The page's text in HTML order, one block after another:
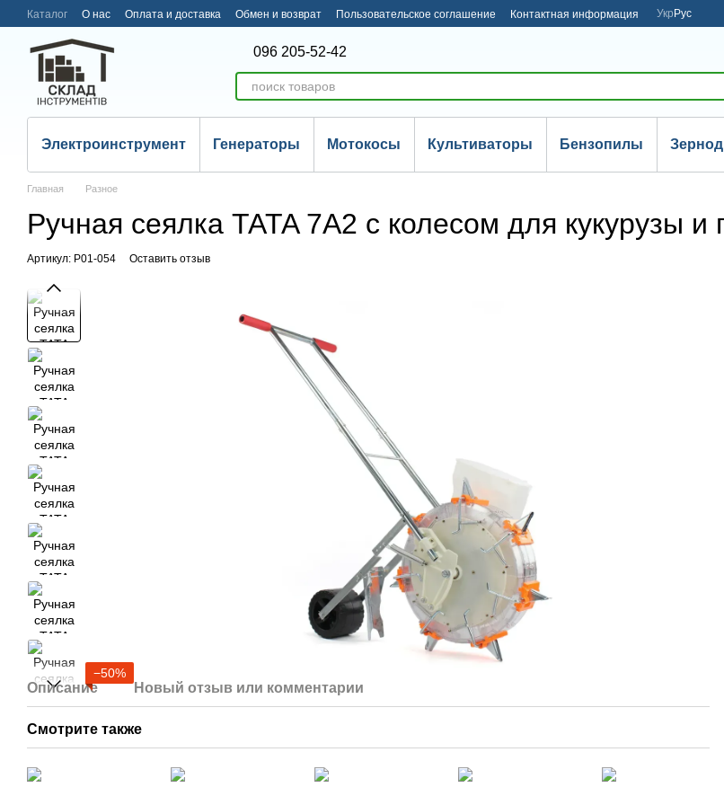
Перейти к основному контенту
Каталог О нас Оплата и доставка Обмен и возврат Пользовательское соглашение Контактная информация Укр Рус
096 205-52-42
Электроинструмент Генераторы Мотокосы Культиваторы Бензопилы
Главная Разное
Ручная сеялка TATA 7A2 с колесом для кукурузы и
Артикул: Р01-054 Оставить отзыв
−50%
Описание Новый отзыв или комментарий
Смотрите также